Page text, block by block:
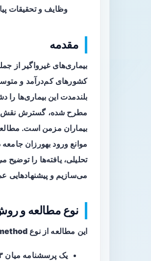
وظایف و تحقیقات
مقدمه
بیماری‌های غیرواگیر از
کشورهای کم‌درآمد و
بلندمدت این بیماری‌ها را
مطرح شده، گسترش
تحلیلی، یافته‌ها را
می‌سازیم و پیشنهادهایی
نوع مطالعه و
این مطالعه از نوع
یک پرسشنامه میان